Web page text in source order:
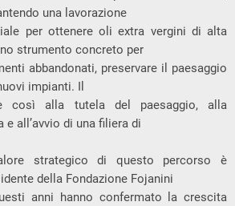
una lavorazione
per ottenere oli extra vergini di alta
strumento concreto per
abbandonati, preservare il paesaggio
impianti. Il
così alla tutela del paesaggio, alla
all’avvio di una filiera di
strategico di questo percorso è
della Fondazione Fojanini
anni hanno confermato la crescita